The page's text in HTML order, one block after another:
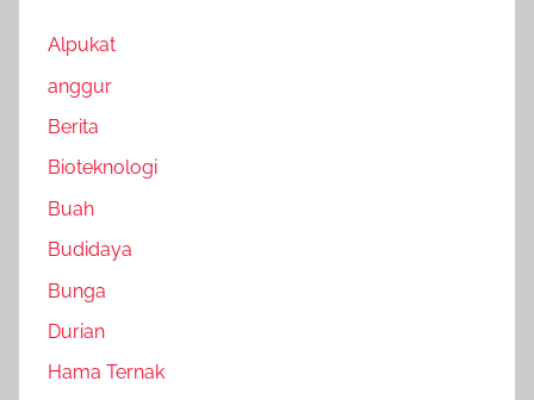
Alpukat
anggur
Berita
Bioteknologi
Buah
Budidaya
Bunga
Durian
Hama Ternak